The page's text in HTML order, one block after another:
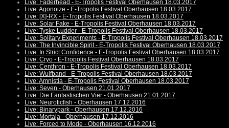
Live: Faderhead - E-Tropolis Festival Oberhausen 18.03.2017
Live: Agonoize - E-Tropolis Festival Oberhausen 18.03.2017
Live: [X]-RX - E-Tropolis Festival Oberhausen 18.03.2017
Live: Solar Fake - E-Tropolis Festival Oberhausen 18.03.2017
Live: Tyske Ludder - E-Tropolis Festival Oberhausen 18.03.2017
Live: Solitary Experiments - E-Tropolis Festival Oberhausen 18.03.2017
Live: The Invincible Spirit - E-Tropolis Festival Oberhausen 18.03.2017
Live: In Strict Confidence - E-Tropolis Festival Oberhausen 18.03.2017
Live: Cryo - E-Tropolis Festival Oberhausen 18.03.2017
Live: Centhron - E-Tropolis Festival Oberhausen 18.03.2017
Live: Wulfband - E-Tropolis Festival Oberhausen 18.03.2017
Live: Amnistia - E-Tropolis Festival Oberhausen 18.03.2017
Live: Seven - Oberhausen 21.01.2017
Live: Die Fantastischen Vier - Oberhausen 21.01.2017
Live: Neuroticfish - Oberhausen 17.12.2016
Live: Binarypark - Oberhausen 17.12.2016
Live: Mortaja - Oberhausen 17.12.2016
Live: Forced to Mode - Oberhausen 16.12.2016